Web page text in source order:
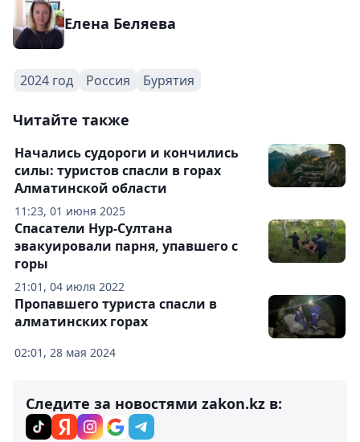
Елена Беляева
2024 год Россия Бурятия
Читайте также
11:23, 01 июня 2025
Начались судороги и кончились
силы: туристов спасли в горах
Алматинской области
21:01, 04 июля 2022
Спасатели Нур-Султана
эвакуировали парня, упавшего с
горы
02:01, 28 мая 2024
Пропавшего туриста спасли в
алматинских горах
Следите за новостями zakon.kz в: